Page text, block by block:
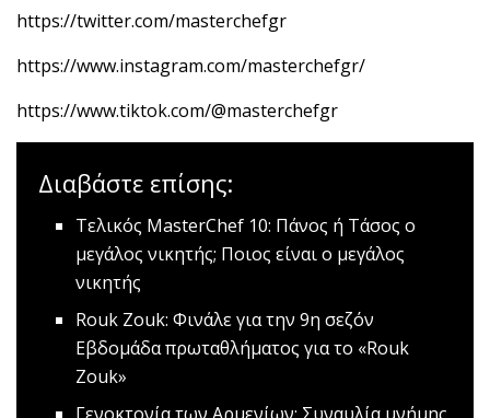
https://twitter.com/masterchefgr
https://www.instagram.com/masterchefgr/
https://www.tiktok.com/@masterchefgr
Διαβάστε επίσης:
Tελικός MasterChef 10: Πάνος ή Τάσος ο
μεγάλος νικητής; Ποιος είναι ο μεγάλος
νικητής
Rouk Zouk: Φινάλε για την 9η σεζόν
Εβδομάδα πρωταθλήματος για το «Rouk
Zouk»